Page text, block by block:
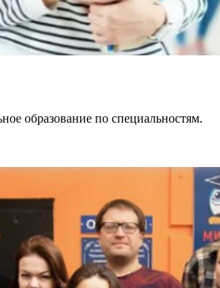
образование по специальностям.